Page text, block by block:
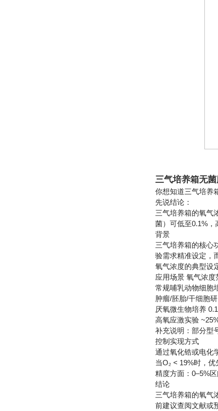
三气培养箱无
你想知道三气培养
先说结论：
三气培养箱的氧气
菌）可低至0.1%，
背景
三气培养箱的核心
验需求精准设定，
氧气浓度的典型设
应用场景 氧气浓
常规哺乳动物细胞
肿瘤/胚胎/干细胞
厌氧微生物培养
高氧应激实验
补充说明：部分型
控制实现方式
通过氧化锆或电化
当O₂ < 19%时，
精度方面：0–5%
结论
三气培养箱的氧气
前建议查阅文献或